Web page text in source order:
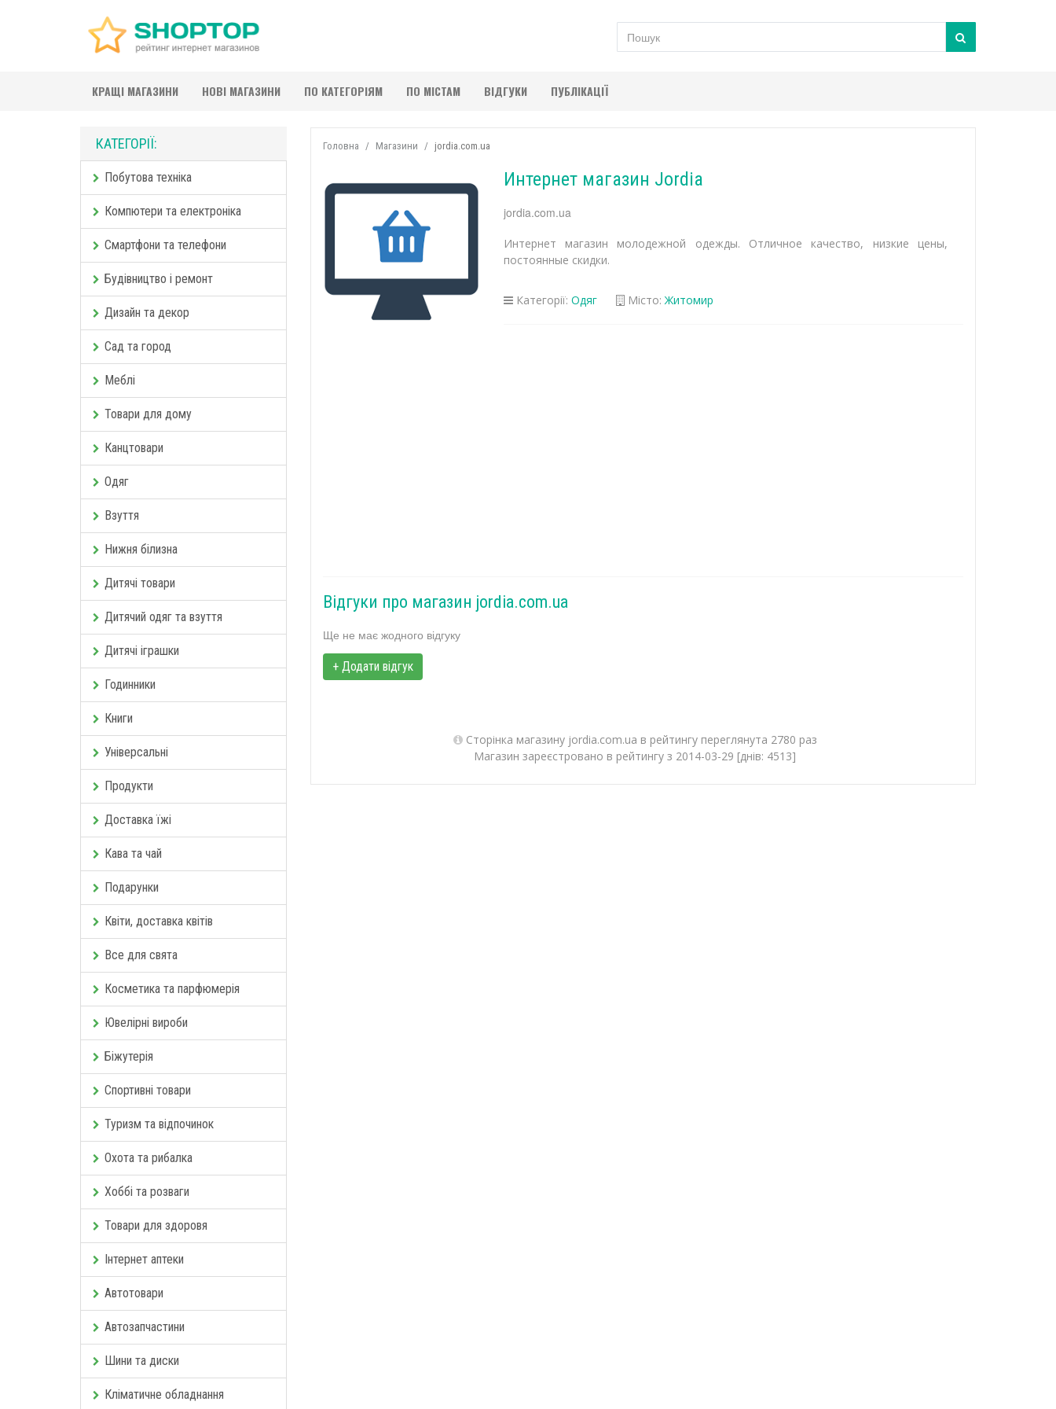
КРАЩІ МАГАЗИНИ НОВІ МАГАЗИНИ ПО КАТЕГОРІЯМ ПО МІСТАМ ВІДГУКИ ПУБЛІКАЦІЇ
КАТЕГОРІЇ:
Побутова техніка
Компютери та електроніка
Смартфони та телефони
Будівництво і ремонт
Дизайн та декор
Сад та город
Меблі
Товари для дому
Канцтовари
Одяг
Взуття
Нижня білизна
Дитячі товари
Дитячий одяг та взуття
Дитячі іграшки
Годинники
Книги
Універсальні
Продукти
Доставка їжі
Кава та чай
Подарунки
Квіти, доставка квітів
Все для свята
Косметика та парфюмерія
Ювелірні вироби
Біжутерія
Спортивні товари
Туризм та відпочинок
Охота та рибалка
Хоббі та розваги
Товари для здоровя
Інтернет аптеки
Автотовари
Автозапчастини
Шини та диски
Кліматичне обладнання
Головна Магазини jordia.com.ua
Интернет магазин Jordia
jordia.com.ua
Интернет магазин молодежной одежды. Отличное качество, низкие цены,
постоянные скидки.
Категорії: Одяг Місто:Житомир
Відгуки про магазин jordia.com.ua
Ще не має жодного відгуку
+ Додати відгук
Сторінка магазину jordia.com.ua в рейтингу переглянута 2780 раз
Магазин зареєстровано в рейтингу з 2014-03-29 [днів: 4513]